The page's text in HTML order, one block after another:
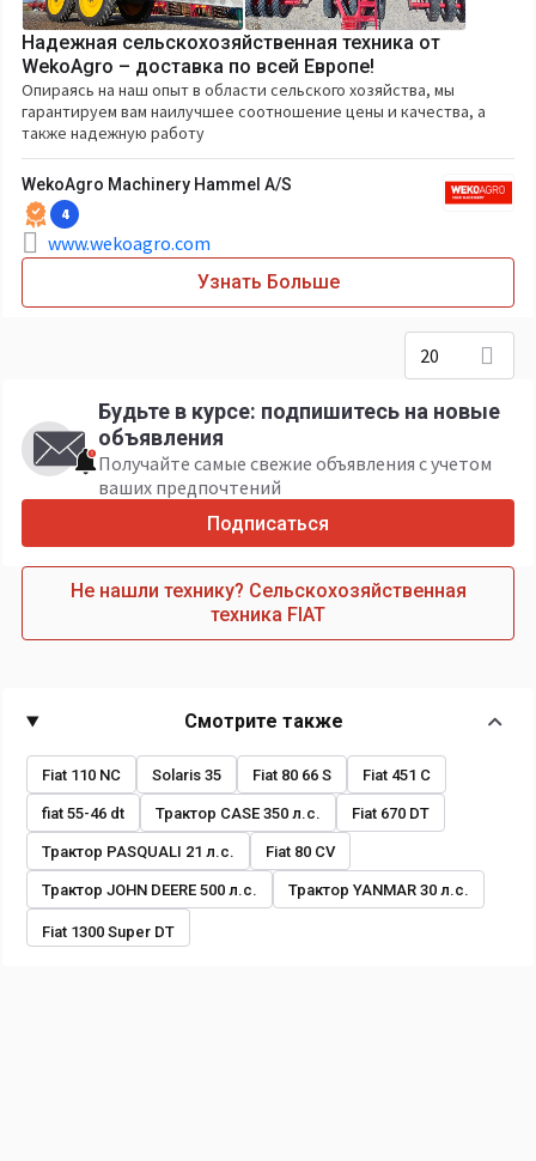
Надежная сельскохозяйственная техника от
WekoAgro – доставка по всей Европе!
Опираясь на наш опыт в области сельского хозяйства, мы
гарантируем вам наилучшее соотношение цены и качества, а
также надежную работу
WekoAgro Machinery Hammel A/S
4
www.wekoagro.com
Узнать Больше
20
Будьте в курсе: подпишитесь на новые
объявления
Получайте самые свежие объявления с учетом
ваших предпочтений
Подписаться
Не нашли технику? Сельскохозяйственная
техника FIAT
Смотрите также
Fiat 110 NC Solaris 35 Fiat 80 66 S Fiat 451 C
fiat 55-46 dt Трактор CASE 350 л.с. Fiat 670 DT
Трактор PASQUALI 21 л.с. Fiat 80 CV
Трактор JOHN DEERE 500 л.с. Трактор YANMAR 30 л.с.
Fiat 1300 Super DT